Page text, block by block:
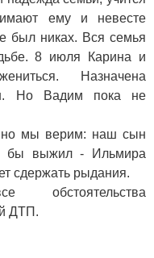
ему и невесте
был никах. Вся семья
8 июля Карина и
Назначена
Но Вадим пока не
но мы верим: наш сын
бы выжил - Ильмира
сдержать рыдания.
ДТП.